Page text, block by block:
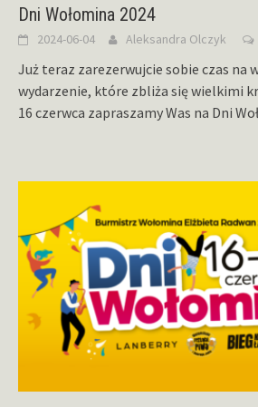
Dni Wołomina 2024
2024-06-04 Aleksandra Olczyk
Już teraz zarezerwujcie sobie czas na
wydarzenie, które zbliża się wielkimi
16 czerwca zapraszamy Was na Dni